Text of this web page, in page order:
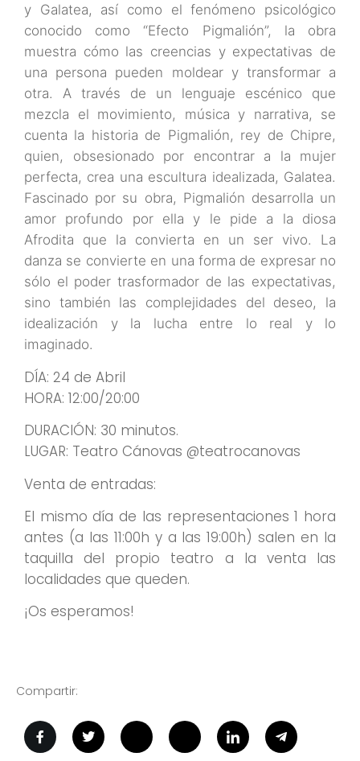
y Galatea, así como el fenómeno psicológico
conocido como “Efecto Pigmalión”, la obra
muestra cómo las creencias y expectativas de
una persona pueden moldear y transformar a
otra. A través de un lenguaje escénico que
mezcla el movimiento, música y narrativa, se
cuenta la historia de Pigmalión, rey de Chipre,
quien, obsesionado por encontrar a la mujer
perfecta, crea una escultura idealizada, Galatea.
Fascinado por su obra, Pigmalión desarrolla un
amor profundo por ella y le pide a la diosa
Afrodita que la convierta en un ser vivo. La
danza se convierte en una forma de expresar no
sólo el poder trasformador de las expectativas,
sino también las complejidades del deseo, la
idealización y la lucha entre lo real y lo
imaginado.
DÍA: 24 de Abril
HORA: 12:00/20:00
DURACIÓN: 30 minutos.
LUGAR: Teatro Cánovas @teatrocanovas
Venta de entradas:
El mismo día de las representaciones 1 hora
antes (a las 11:00h y a las 19:00h) salen en la
taquilla del propio teatro a la venta las
localidades que queden.
¡Os esperamos!
Compartir: